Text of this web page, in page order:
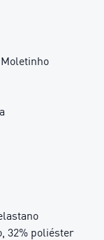
32% poliéster